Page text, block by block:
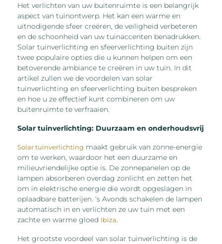
Het verlichten van uw buitenruimte is een belangrijk
aspect van tuinontwerp. Het kan een warme en
uitnodigende sfeer creëren, de veiligheid verbeteren
en de schoonheid van uw tuinaccenten benadrukken.
Solar tuinverlichting en sfeerverlichting buiten zijn
twee populaire opties die u kunnen helpen om een
betoverende ambiance te creëren in uw tuin. In dit
artikel zullen we de voordelen van solar
tuinverlichting en sfeerverlichting buiten bespreken
en hoe u ze effectief kunt combineren om uw
buitenruimte te verfraaien.
Solar tuinverlichting: Duurzaam en onderhoudsvrij
Solar tuinverlichting maakt gebruik van zonne-energie
om te werken, waardoor het een duurzame en
milieuvriendelijke optie is. De zonnepanelen op de
lampen absorberen overdag zonlicht en zetten het
om in elektrische energie die wordt opgeslagen in
oplaadbare batterijen. ‘s Avonds schakelen de lampen
automatisch in en verlichten ze uw tuin met een
zachte en warme gloed Ibiza.
Het grootste voordeel van solar tuinverlichting is de